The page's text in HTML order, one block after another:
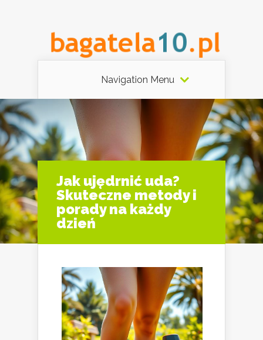
Navigation Menu
Jak ujędrnić uda?
Skuteczne metody i
porady na każdy
dzień